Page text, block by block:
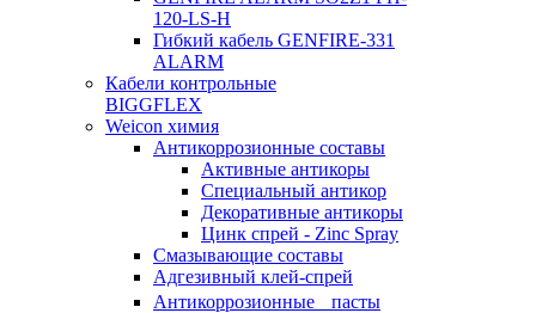
120-LS-H
Гибкий кабель GENFIRE-331
ALARM
Кабели контрольные
BIGGFLEX
Weicon химия
Антикоррозионные составы
Активные антикоры
Специальный антикор
Декоративные антикоры
Цинк спрей - Zinc Spray
Смазывающие составы
Адгезивный клей-спрей
Антикоррозионные пасты